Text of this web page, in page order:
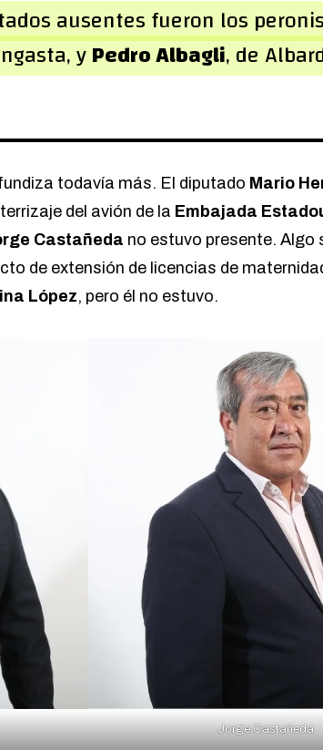
ausentes fueron los
yPedro Albagli, de
todavía más. El diputado Mario
del avión de la Embajada
Castañeda no estuvo presente. Algo
de extensión de licencias de
López, pero él no estuvo.
Jorge Castañeda